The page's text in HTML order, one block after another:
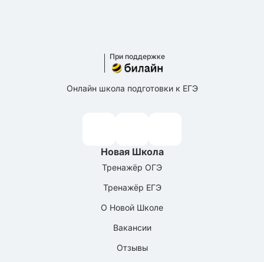
При поддержке
Онлайн школа подготовки к ЕГЭ
Новая Школа
Тренажёр ОГЭ
Тренажёр ЕГЭ
О Новой Школе
Вакансии
Отзывы